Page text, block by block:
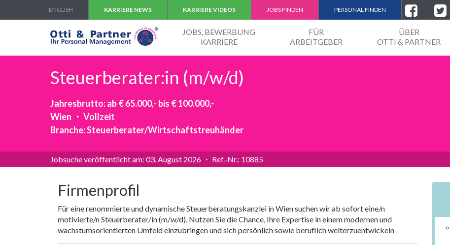
ENGLISH KARRIERE NEWS KARRIERE VIDEOS JOBS FINDEN PERSONAL FINDEN
JOBS, BEWERBUNG
KARRIERE
FÜR
ARBEITGEBER
ÜBER
OTTI & PARTNER
Steuerberater:in (m/w/d)
Jahresbrutto: ab € 65.000,- bis € 100.000,-
Wien ・ Vollzeit
Branche: Steuerberater/Wirtschaftstreuhänder
Jobsuche veröffentlicht am: 03. August 2026 ・ Ref.-Nr.: 10885
Firmenprofil
Für eine renommierte und dynamische Steuerberatungskanzlei in Wien suchen wir ab sofort eine/n
motivierte/n Steuerberater/in (m/w/d). Nutzen Sie die Chance, Ihre Expertise in einem modernen und
wachstumsorientierten Umfeld einzubringen und sich persönlich sowie beruflich weiterzuentwickeln